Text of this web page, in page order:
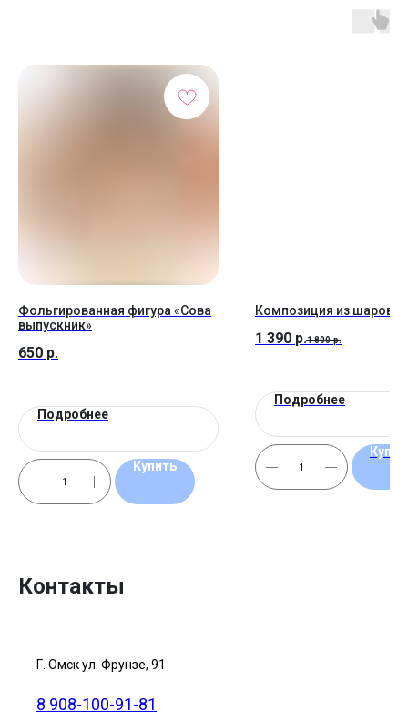
Фольгированная фигура «Сова
выпускник»
650 р.
Подробнее
Купить
Композиция из шаров
1 390 р.1 800 р.
Подробнее
Контакты
Г. Омск ул. Фрунзе, 91
8 908-100-91-81